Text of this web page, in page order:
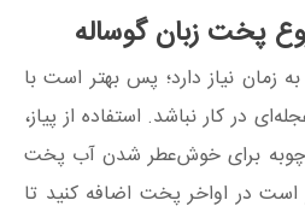
پخت زبان گوساله
زمان نیاز دارد؛ پس بهتر است با
در کار نباشد. استفاده از پیاز،
برای خوش‌عطر شدن آب پخت
در اواخر پخت اضافه کنید تا